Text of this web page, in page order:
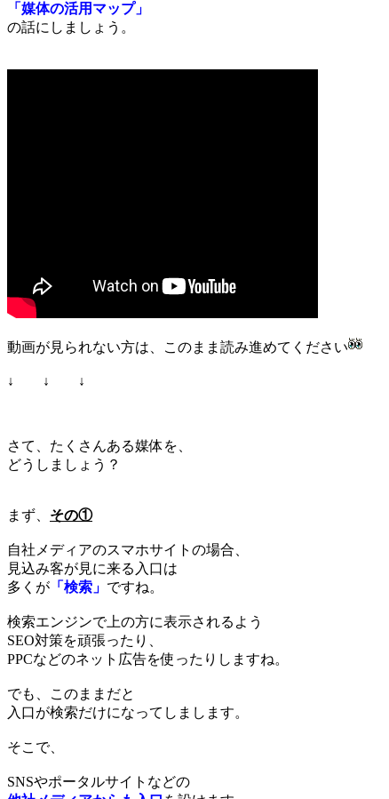
「媒体の活用マップ」
の話にしましょう。
動画が見られない方は、このまま読み進めてください
↓ ↓ ↓
さて、たくさんある媒体を、
どうしましょう？
まず、 その①
自社メディアのスマホサイトの場合、
見込み客が見に来る入口は
多くが 「検索」 ですね。
検索エンジンで上の方に表示されるよう
SEO対策を頑張ったり、
PPCなどのネット広告を使ったりしますね。
でも、このままだと
入口が検索だけになってしまします。
そこで、
SNSやポータルサイトなどの